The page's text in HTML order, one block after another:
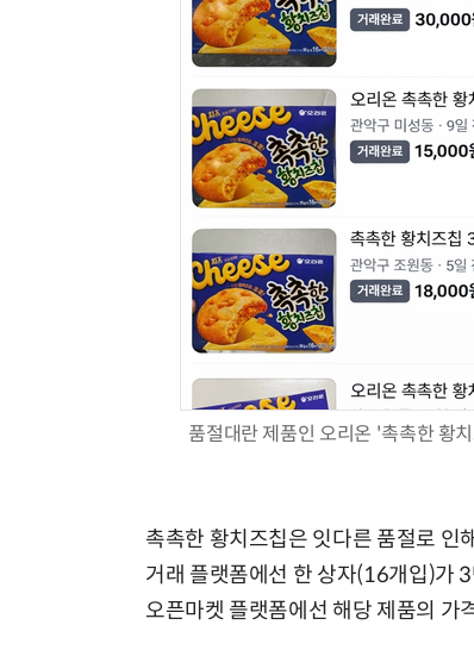
품절대란 제품인 오리온 '촉촉한 황
촉촉한 황치즈칩은 잇다른 품절로 인
거래 플랫폼에선 한 상자(16개입)가
오픈마켓 플랫폼에선 해당 제품의 가